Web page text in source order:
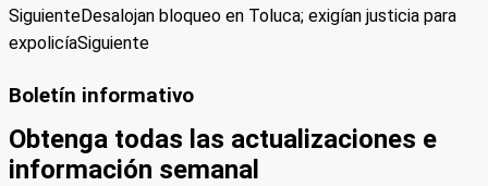
SiguienteDesalojan bloqueo en Toluca; exigían justicia para
expolicíaSiguiente
Boletín informativo
Obtenga todas las actualizaciones e
información semanal